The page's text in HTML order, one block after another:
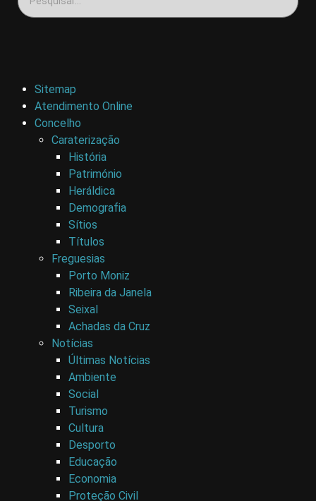
Sitemap
Atendimento Online
Concelho
Caraterização
História
Património
Heráldica
Demografia
Sítios
Títulos
Freguesias
Porto Moniz
Ribeira da Janela
Seixal
Achadas da Cruz
Notícias
Últimas Notícias
Ambiente
Social
Turismo
Cultura
Desporto
Educação
Economia
Proteção Civil